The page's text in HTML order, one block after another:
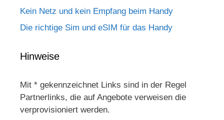
Kein Netz und kein Empfang beim Handy
Die richtige Sim und eSIM für das Handy
Hinweise
Mit * gekennzeichnet Links sind in der Regel
Partnerlinks, die auf Angebote verweisen die
verprovisioniert werden.